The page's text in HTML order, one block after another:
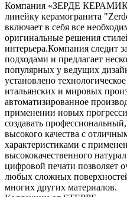
Компания «ЗЕРДЕ
линейку керамогранита
включает в себя все
оригинальные решения
интерьера.Компания следит
подходами и предлагает
популярных у ведущих
установлено
итальянских и мировых
автоматизированное
применении новых
создавать
высокого качества с
характеристиками с
высококачественного
цифровой печати позволяeт
любых сложных
многих других материалов.